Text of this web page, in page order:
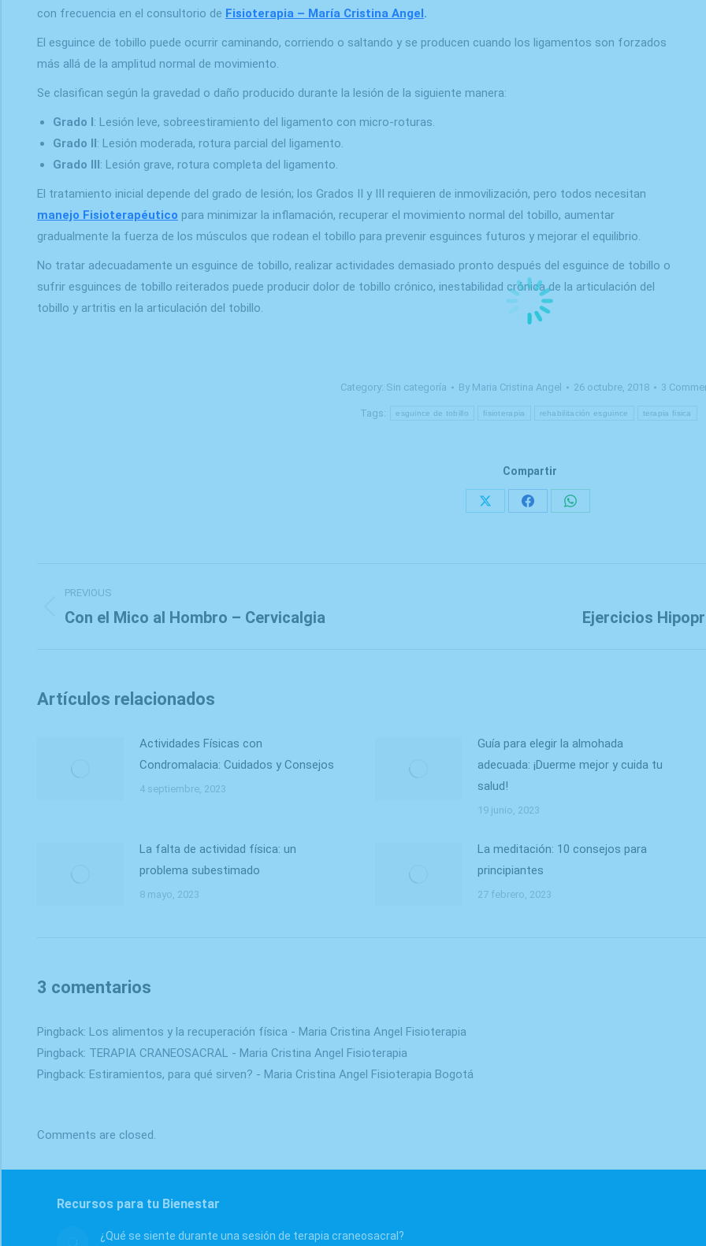
con frecuencia en el consultorio de Fisioterapia – María Cristina Angel.
El esguince de tobillo puede ocurrir caminando, corriendo o saltando y se producen cuando los ligamentos son forzados
más allá de la amplitud normal de movimiento.
Se clasifican según la gravedad o daño producido durante la lesión de la siguiente manera:
Grado I: Lesión leve, sobreestiramiento del ligamento con micro-roturas.
Grado II: Lesión moderada, rotura parcial del ligamento.
Grado III: Lesión grave, rotura completa del ligamento.
El tratamiento inicial depende del grado de lesión; los Grados II y III requieren de inmovilización, pero todos necesitan
manejo Fisioterapéutico para minimizar la inflamación, recuperar el movimiento normal del tobillo, aumentar
gradualmente la fuerza de los músculos que rodean el tobillo para prevenir esguinces futuros y mejorar el equilibrio.
No tratar adecuadamente un esguince de tobillo, realizar actividades demasiado pronto después del esguince de tobillo o
sufrir esguinces de tobillo reiterados puede producir dolor de tobillo crónico, inestabilidad crónica de la articulación del
tobillo y artritis en la articulación del tobillo.
Category: Sin categoría By Maria Cristina Angel 26 octubre, 2018 3
Tags: esguince de tobillo fisioterapia rehabilitación esguince terapia fisica
Compartir
Share
Share
Share
navigation
PREVIOUS
Previous
Con el Mico al Hombro – Cervicalgia Ejercicios
Artículos relacionados
Actividades Físicas con
Condromalacia: Cuidados y Consejos
4 septiembre, 2023
Guía para elegir la almohada
adecuada: ¡Duerme mejor y cuida tu
salud!
19 junio, 2023
La falta de actividad física: un
problema subestimado
8 mayo, 2023
La meditación: 10 consejos para
principiantes
27 febrero, 2023
3 comentarios
Pingback: Los alimentos y la recuperación física - Maria Cristina Angel Fisioterapia
Pingback: TERAPIA CRANEOSACRAL - Maria Cristina Angel Fisioterapia
Pingback: Estiramientos, para qué sirven? - Maria Cristina Angel Fisioterapia Bogotá
Comments are closed.
Recursos para tu Bienestar
¿Qué se siente durante una sesión de terapia craneosacral?